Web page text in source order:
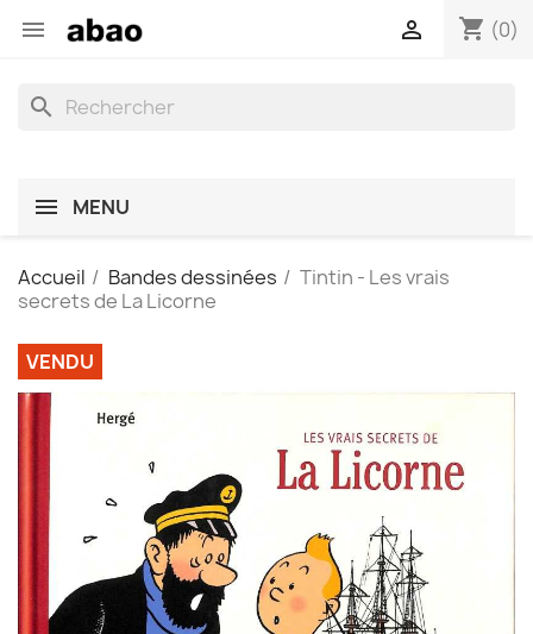
 shopping_cart (0)

search
MENU
Accueil Bandes dessinées
Tintin - Les vrais
secrets de La Licorne
VENDU